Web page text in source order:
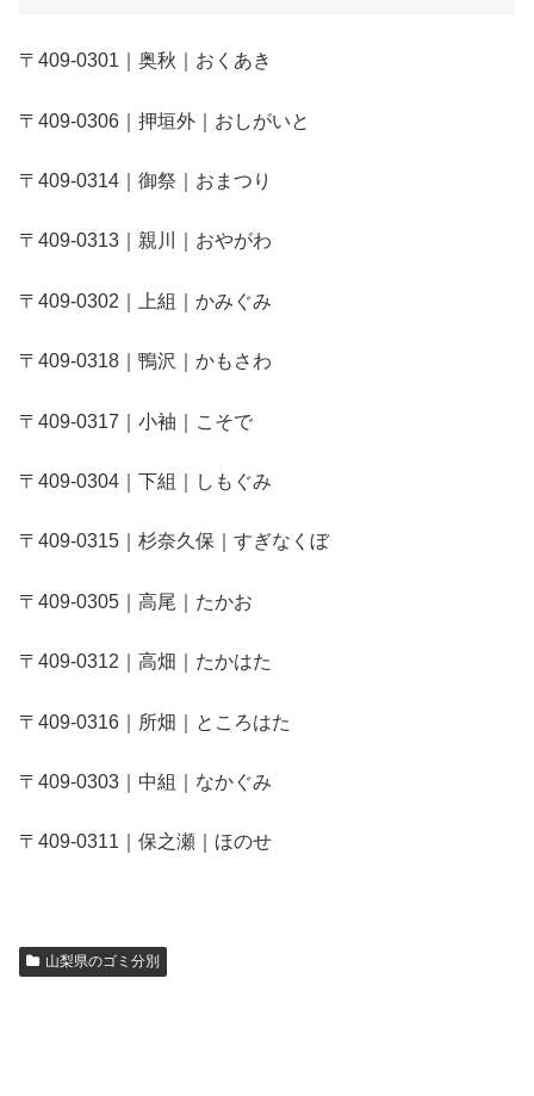
〒409-0301｜奥秋｜おくあき
〒409-0306｜押垣外｜おしがいと
〒409-0314｜御祭｜おまつり
〒409-0313｜親川｜おやがわ
〒409-0302｜上組｜かみぐみ
〒409-0318｜鴨沢｜かもさわ
〒409-0317｜小袖｜こそで
〒409-0304｜下組｜しもぐみ
〒409-0315｜杉奈久保｜すぎなくぼ
〒409-0305｜高尾｜たかお
〒409-0312｜高畑｜たかはた
〒409-0316｜所畑｜ところはた
〒409-0303｜中組｜なかぐみ
〒409-0311｜保之瀬｜ほのせ
山梨県のゴミ分別